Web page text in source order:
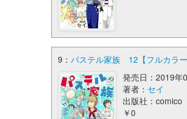
9： パステル家族 12【フルカラ
発売日：2019年
著者： セイ
出版社：comico
￥0